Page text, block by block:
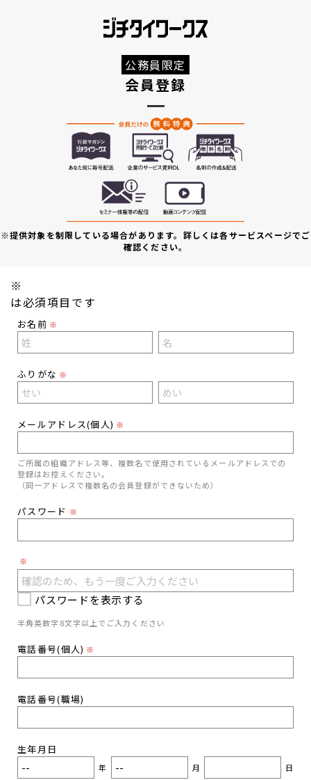
公務員限定
会員登録
※提供対象を制限している場合があります。詳しくは各サービスページでご
確認ください。
※
は必須項目です
お名前 ※
ふりがな ※
メールアドレス(個人) ※
ご所属の組織アドレス等、複数名で使用されているメールアドレスでの
登録はお控えください。
（同一アドレスで複数名の会員登録ができないため）
パスワード ※
※
パスワードを表示する
半角英数字8文字以上でご入力ください
電話番号(個人) ※
電話番号(職場)
生年月日
年 月 日